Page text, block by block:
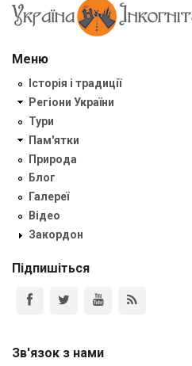
Меню
Історія і традиції
Регіони України
Тури
Пам'ятки
Природа
Блог
Галереї
Відео
Закордон
Підпишіться
Зв'язок з нами